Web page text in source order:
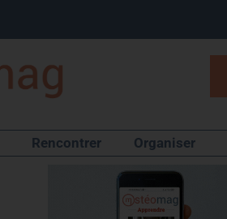
Rencontrer Organiser